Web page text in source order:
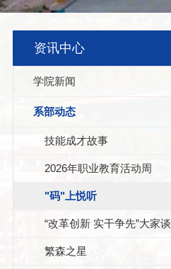
资讯中心
学院新闻
系部动态
技能成才故事
2026年职业教育活动周
"码"上悦听
“改革创新 实干争先”大家谈
繁森之星